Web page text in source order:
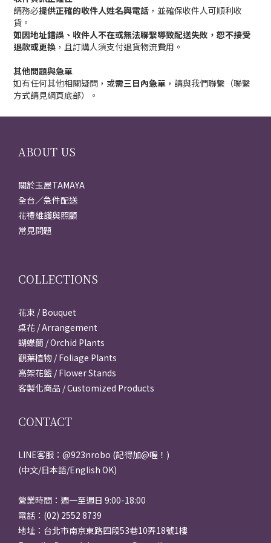
請務必提供正確的收件人姓名與電話 ，並確保收件人可順利收
貨。
如因地址錯誤、收件人不在或無法聯繫導致配送失敗，恕不接受
退款或更換 ，且訂購人須支付退貨物流費用。
其他問題與急單
如有任何其他相關疑問，或需三日內急單 ，請與我們聯繫（聯繫
方式請見網頁底部）。
ABOUT US
關於玉屋TAMAYA
全台／急件配送
花禮維護與照顧
常見問題
COLLECTIONS
花束 / Bouquet
桌花 / Arrangement
蝴蝶蘭 / Orchid Plants
觀葉植物 / Foliage Plants
高架花籃 / Flower Stands
客製化商品 / Customized Products
CONTACT
LINE客服：@923nrobo (記得加@喔！)
(中文/日本語/English OK)
營業時間：週一至週日 9:00-18:00
電話：(02) 2552 8739
地址：台北市南京東路四段53巷10弄18號1樓